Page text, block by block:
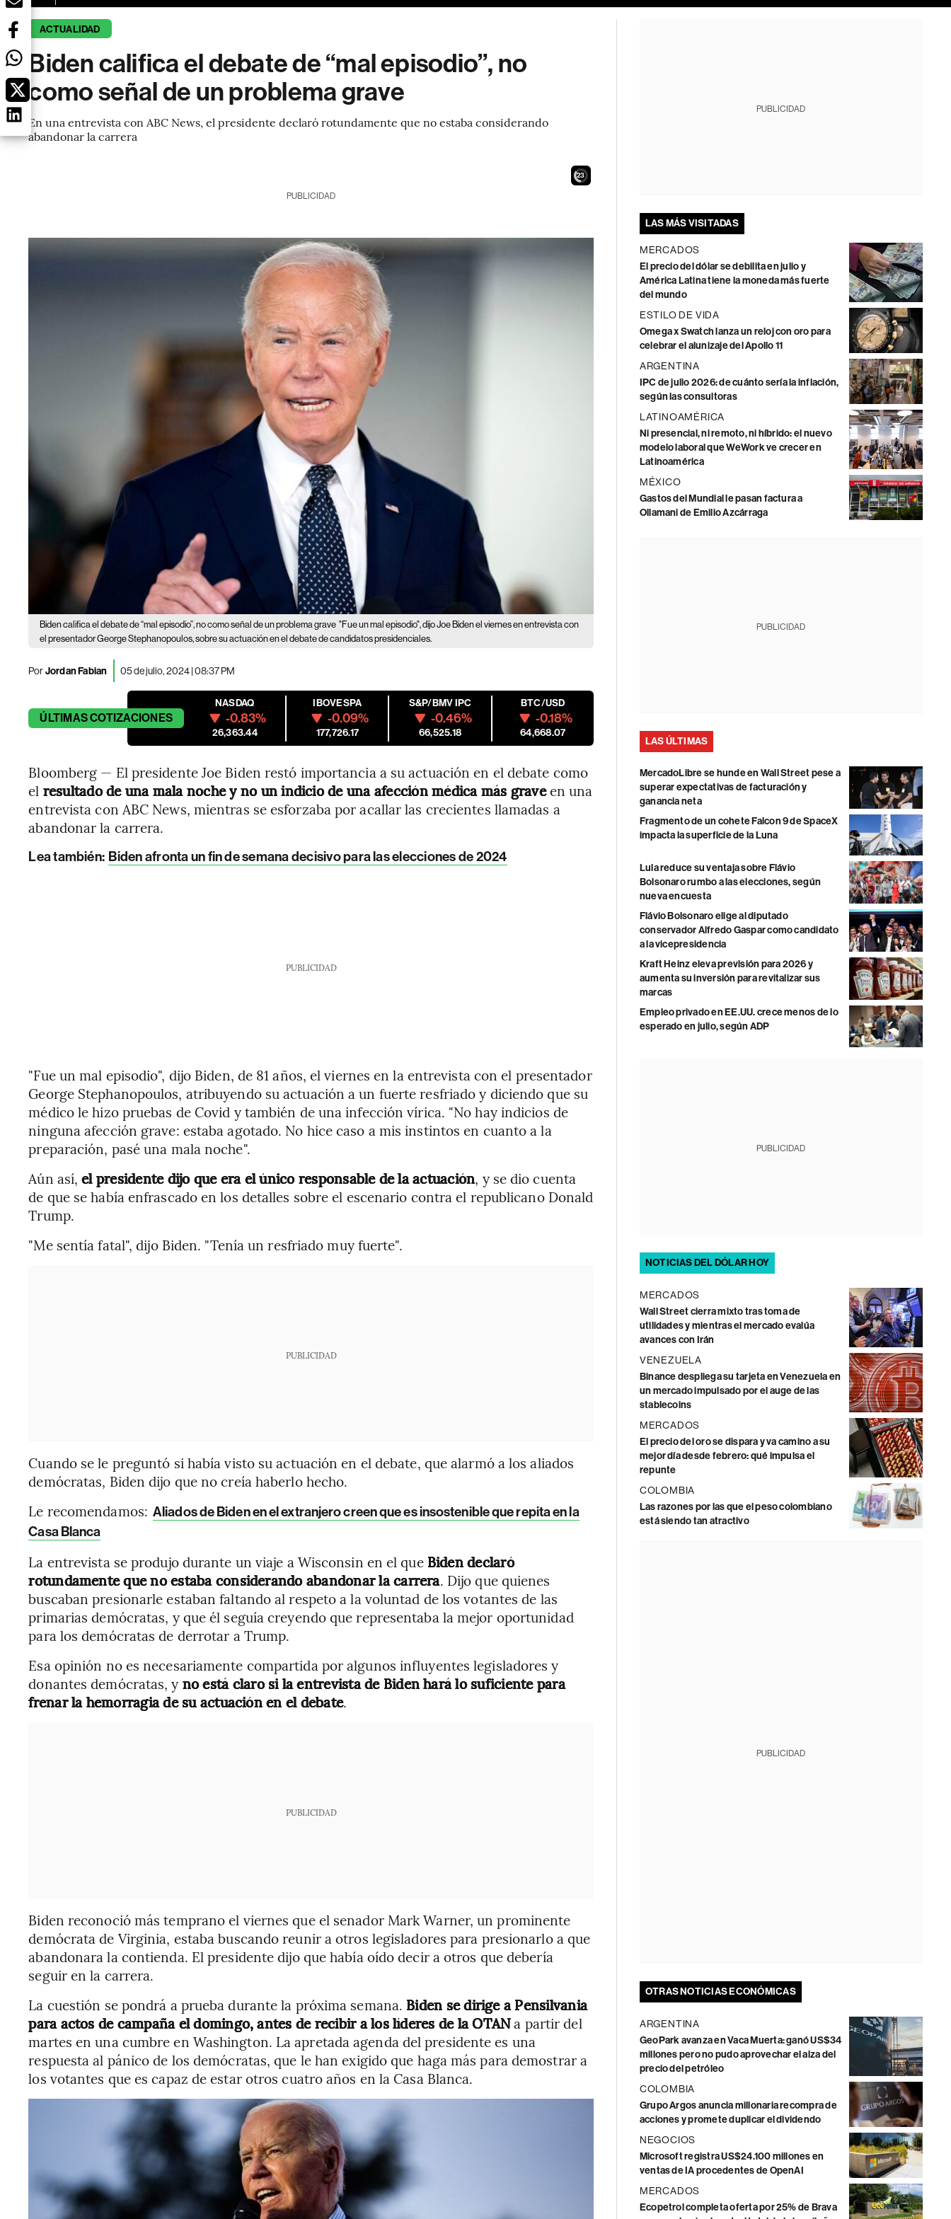
ACTUALIDAD
Biden califica el debate de “mal episodio”, no
como señal de un problema grave
En una entrevista con ABC News, el presidente declaró rotundamente que no estaba considerando
abandonar la carrera
21
PUBLICIDAD
Biden califica el debate de “mal episodio”, no como señal de un problema grave "Fue un mal episodio", dijo Joe Biden el viernes en entrevista con
el presentador George Stephanopoulos, sobre su actuación en el debate de candidatos presidenciales.
PorJordan Fabian 05 de julio, 2024 | 08:37 PM
ÚLTIMASCOTIZACIONES
NASDAQ
-0.83%
26,363.44
IBOVESPA
-0.09%
177,726.17
S&P/BMV IPC
-0.46%
66,525.18
BTC/USD
-0.18%
64,668.07
Bloomberg — El presidente Joe Biden restó importancia a su actuación en el debate como
el resultado de una mala noche y no un indicio de una afección médica más graveen una
entrevista con ABC News, mientras se esforzaba por acallar las crecientes llamadas a
abandonar la carrera.
Lea también: Biden afronta un fin de semana decisivo para las elecciones de 2024
PUBLICIDAD
"Fue un mal episodio", dijo Biden, de 81 años, el viernes en la entrevista con el presentador
George Stephanopoulos, atribuyendo su actuación a un fuerte resfriado y diciendo que su
médico le hizo pruebas de Covid y también de una infección vírica. "No hay indicios de
ninguna afección grave: estaba agotado. No hice caso a mis instintos en cuanto a la
preparación, pasé una mala noche".
Aún así,el presidente dijo que era el único responsable de la actuación, y se dio cuenta
de que se había enfrascado en los detalles sobre el escenario contra el republicano Donald
Trump.
"Me sentía fatal", dijo Biden. "Tenía un resfriado muy fuerte".
PUBLICIDAD
Cuando se le preguntó si había visto su actuación en el debate, que alarmó a los aliados
demócratas, Biden dijo que no creía haberlo hecho.
Le recomendamos: Aliados de Biden en el extranjero creen que es insostenible que repita en la
Casa Blanca
La entrevista se produjo durante un viaje a Wisconsin en el que Biden declaró
rotundamente que no estaba considerando abandonar la carrera. Dijo que quienes
buscaban presionarle estaban faltando al respeto a la voluntad de los votantes de las
primarias demócratas, y que él seguía creyendo que representaba la mejor oportunidad
para los demócratas de derrotar a Trump.
Esa opinión no es necesariamente compartida por algunos influyentes legisladores y
donantes demócratas, y no está claro si la entrevista de Biden hará lo suficiente para
frenar la hemorragia de su actuación en el debate.
PUBLICIDAD
Biden reconoció más temprano el viernes que el senador Mark Warner, un prominente
demócrata de Virginia, estaba buscando reunir a otros legisladores para presionarlo a que
abandonara la contienda. El presidente dijo que había oído decir a otros que debería
seguir en la carrera.
La cuestión se pondrá a prueba durante la próxima semana. Biden se dirige a Pensilvania
para actos de campaña el domingo, antes de recibir a los líderes de la OTANa partir del
martes en una cumbre en Washington. La apretada agenda del presidente es una
respuesta al pánico de los demócratas, que le han exigido que haga más para demostrar a
los votantes que es capaz de estar otros cuatro años en la Casa Blanca.
PUBLICIDAD
LAS MÁS VISITADAS
MERCADOS
El precio del dólar se debilita en julio y
América Latina tiene la moneda más fuerte
del mundo
ESTILO DE VIDA
Omega x Swatch lanza un reloj con oro para
celebrar el alunizaje del Apollo 11
ARGENTINA
IPC de julio 2026: de cuánto sería la inflación,
según las consultoras
LATINOAMÉRICA
Ni presencial, ni remoto, ni híbrido: el nuevo
modelo laboral que WeWork ve crecer en
Latinoamérica
MÉXICO
Gastos del Mundial le pasan factura a
Ollamani de Emilio Azcárraga
PUBLICIDAD
LAS ÚLTIMAS
MercadoLibre se hunde en Wall Street pese a
superar expectativas de facturación y
ganancia neta
Fragmento de un cohete Falcon 9 de SpaceX
impacta la superficie de la Luna
Lula reduce su ventaja sobre Flávio
Bolsonaro rumbo a las elecciones, según
nueva encuesta
Flávio Bolsonaro elige al diputado
conservador Alfredo Gaspar como candidato
a la vicepresidencia
Kraft Heinz eleva previsión para 2026 y
aumenta su inversión para revitalizar sus
marcas
Empleo privado en EE.UU. crece menos de lo
esperado en julio, según ADP
PUBLICIDAD
NOTICIAS DEL DÓLAR HOY
MERCADOS
Wall Street cierra mixto tras toma de
utilidades y mientras el mercado evalúa
avances con Irán
VENEZUELA
Binance despliega su tarjeta en Venezuela en
un mercado impulsado por el auge de las
stablecoins
MERCADOS
El precio del oro se dispara y va camino a su
mejor día desde febrero: qué impulsa el
repunte
COLOMBIA
Las razones por las que el peso colombiano
está siendo tan atractivo
PUBLICIDAD
OTRAS NOTICIAS ECONÓMICAS
ARGENTINA
GeoPark avanza en Vaca Muerta: ganó US$34
millones pero no pudo aprovechar el alza del
precio del petróleo
COLOMBIA
Grupo Argos anuncia millonaria recompra de
acciones y promete duplicar el dividendo
NEGOCIOS
Microsoft registra US$24.100 millones en
ventas de IA procedentes de OpenAI
MERCADOS
Ecopetrol completa oferta por 25% de Brava